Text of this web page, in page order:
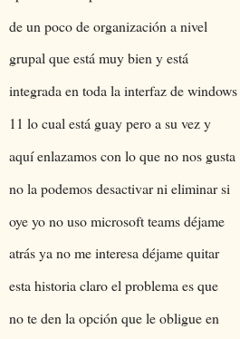
de un poco de organización a nivel
grupal que está muy bien y está
integrada en toda la interfaz de windows
11 lo cual está guay pero a su vez y
aquí enlazamos con lo que no nos gusta
no la podemos desactivar ni eliminar si
oye yo no uso microsoft teams déjame
atrás ya no me interesa déjame quitar
esta historia claro el problema es que
no te den la opción que le obligue en